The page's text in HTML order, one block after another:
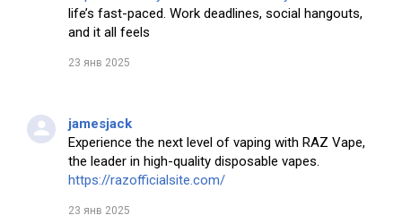
life’s fast-paced. Work deadlines, social hangouts,
and it all feels
23 янв 2025
jamesjack
Experience the next level of vaping with RAZ Vape,
the leader in high-quality disposable vapes.
https://razofficialsite.com/
23 янв 2025